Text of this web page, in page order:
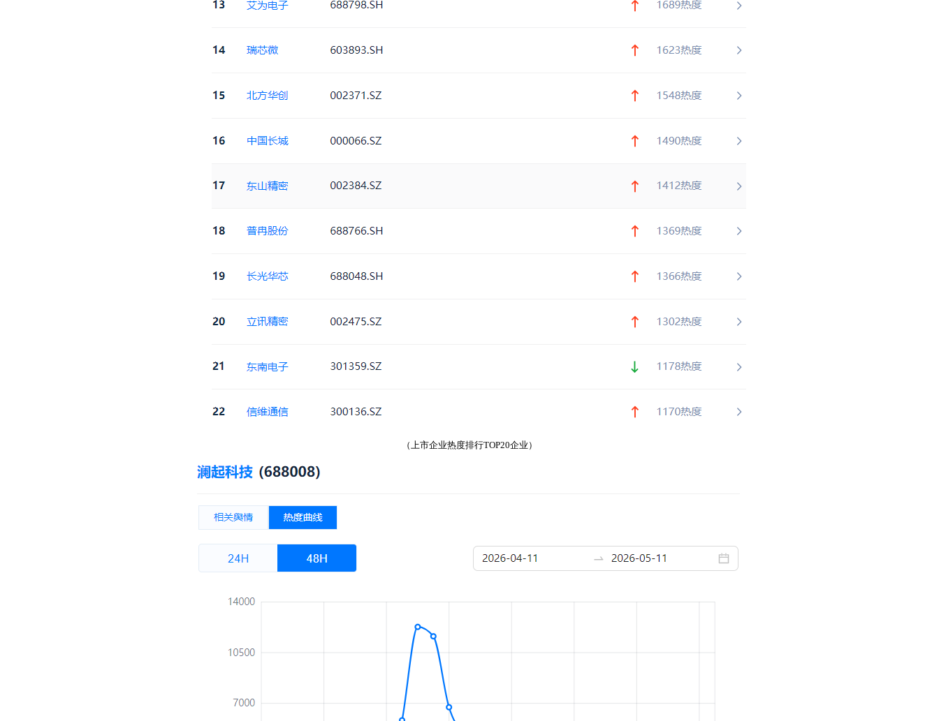
（上市企业热度排行TOP20企业）